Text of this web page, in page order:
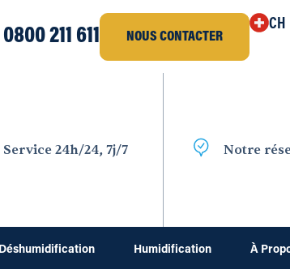
0800 211 611 NOUS CONTACTER
CH
Service 24h/24, 7j/7 Notre
Déshumidification Humidification À